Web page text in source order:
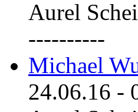
Aurel
----------
Michael
24.06.16 -